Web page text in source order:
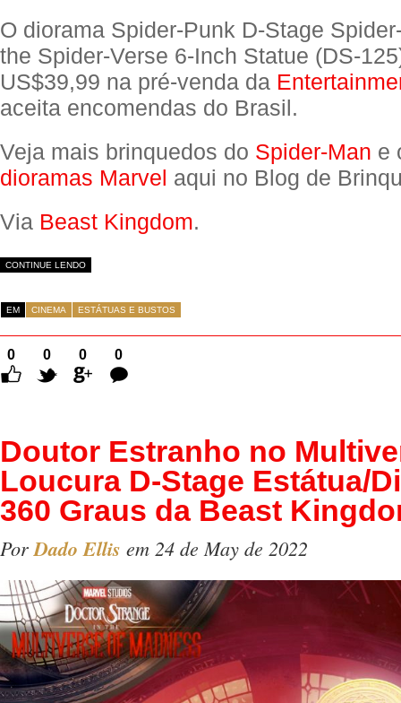
O diorama Spider-Punk D-Stage
the Spider-Verse 6-Inch Statue (DS-
US$39,99 na pré-venda da
aceita encomendas do Brasil.
Veja mais brinquedos do Spider-Man e
dioramas Marvel aqui no Blog de
Via Beast Kingdom.
CONTINUE LENDO
EM CINEMA ESTÁTUAS E BUSTOS
0 0 0
0
Comentários
Doutor Estranho no
Loucura D-Stage Estátua/
360 Graus da Beast
PorDado Ellis em 24 de May de 2022